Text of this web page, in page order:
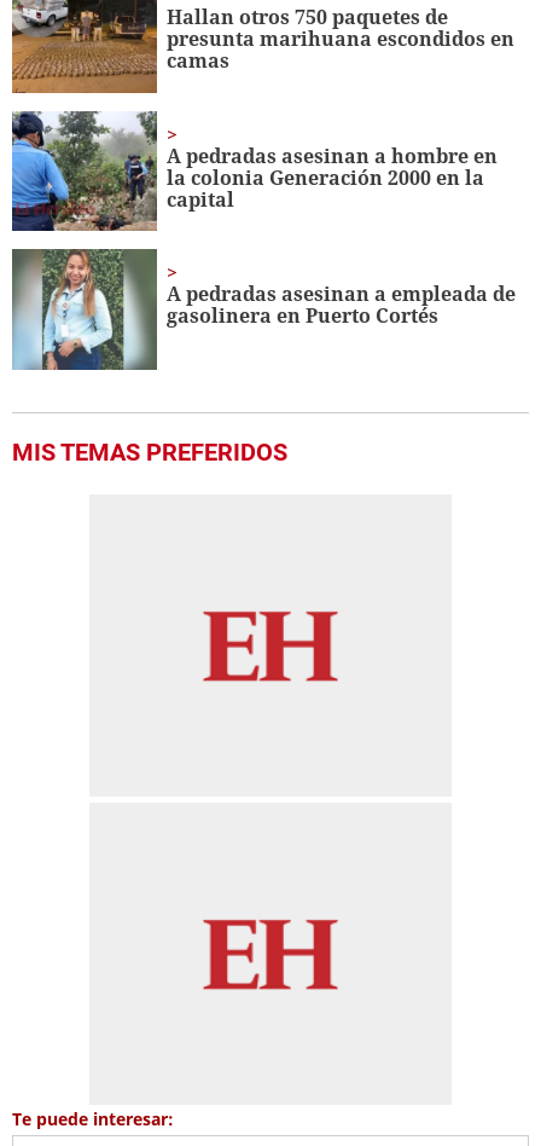
Hallan otros 750 paquetes de
presunta marihuana escondidos en
camas
A pedradas asesinan a hombre en
la colonia Generación 2000 en la
capital
A pedradas asesinan a empleada de
gasolinera en Puerto Cortés
MIS TEMAS PREFERIDOS
Te puede interesar: